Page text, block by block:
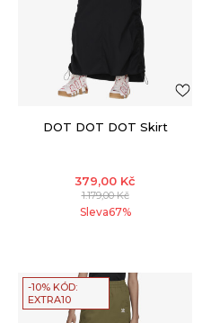
DOT DOT DOT Skirt
379,00 Kč
1.179,00Kč
Sleva67%
-10% KÓD:
EXTRA10